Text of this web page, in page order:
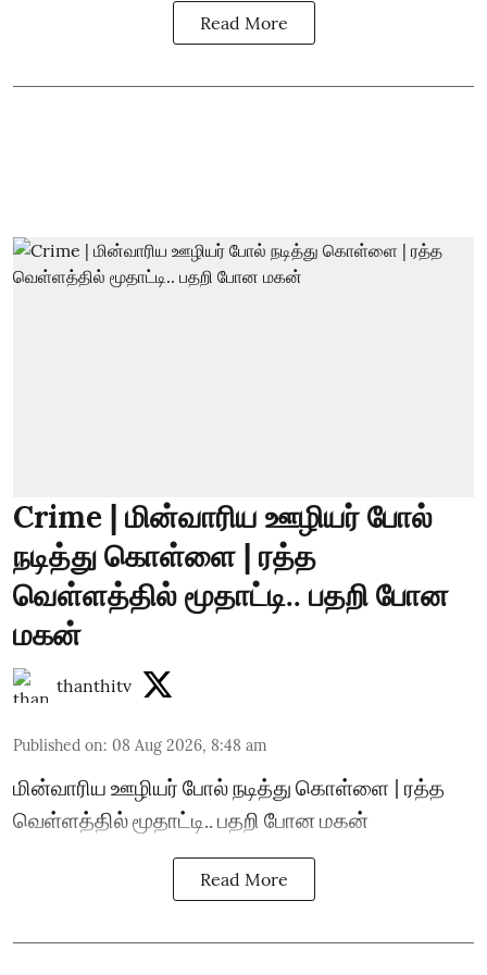
Read More
Crime | மின்வாரிய ஊழியர் போல்
நடித்து கொள்ளை | ரத்த
வெள்ளத்தில் மூதாட்டி.. பதறி போன
மகன்
thanthitv
Published on: 08 Aug 2026, 8:48 am
மின்வாரிய ஊழியர் போல் நடித்து கொள்ளை | ரத்த
வெள்ளத்தில் மூதாட்டி.. பதறி போன மகன்
Read More